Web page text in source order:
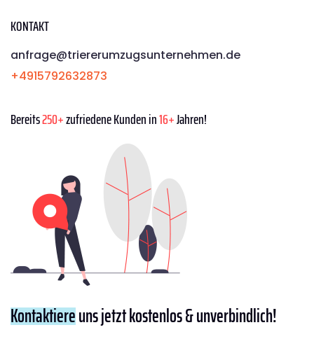
KONTAKT
anfrage@triererumzugsunternehmen.de
+4915792632873
Bereits250+zufriedene Kunden in16+Jahren!
Kontaktiereuns jetzt kostenlos & unverbindlich!